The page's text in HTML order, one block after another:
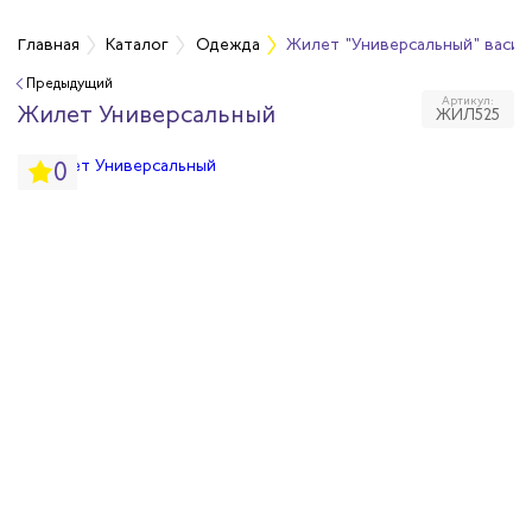
Главная Каталог Одежда Жилет "Универсальный"
Предыдущий
Жилет Универсальный Артикул:
ЖИЛ525
0